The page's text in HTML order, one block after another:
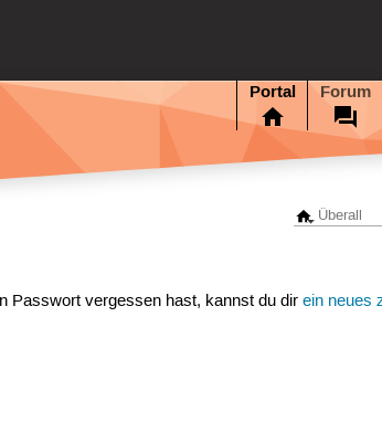
Portal Forum
Passwort vergessen hast, kannst du direin neues